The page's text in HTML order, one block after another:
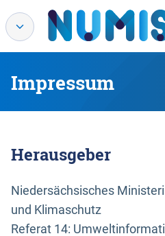
Impressum
Herausgeber
Niedersächsisches
und Klimaschutz
Referat 14: